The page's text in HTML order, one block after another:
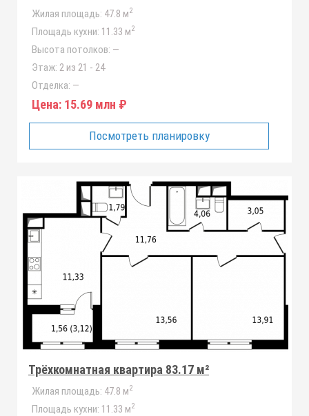
Жилая площадь: 47.8 м2
Площадь кухни: 11.33 м2
Высота потолков: —
Этаж: 2 из 21 - 24
Отделка: —
Цена: 15.69 млн ₽
Посмотреть планировку
Трёхкомнатная квартира 83.17 м²
Жилая площадь: 47.8 м2
Площадь кухни: 11.33 м2